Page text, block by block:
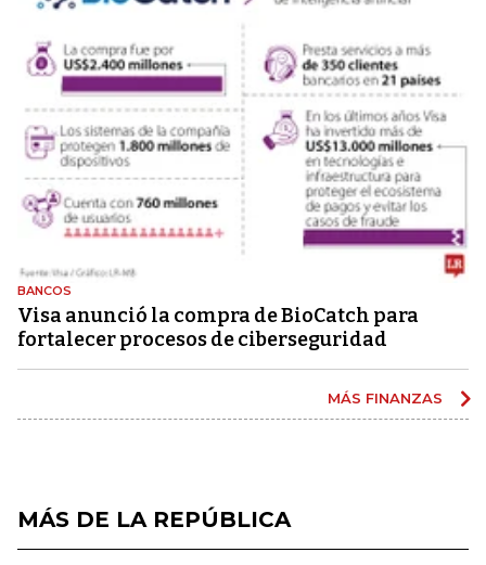
BANCOS
Visa anunció la compra de BioCatch para
fortalecer procesos de ciberseguridad
MÁS FINANZAS
MÁS DE LA REPÚBLICA